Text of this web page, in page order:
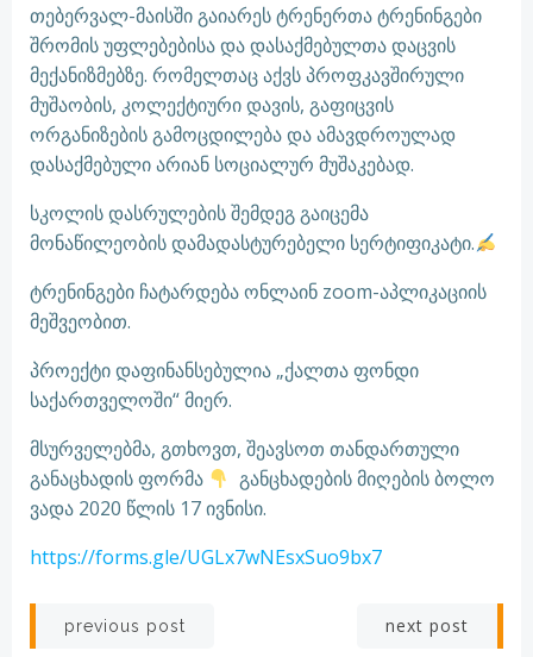
თებერვალ-მაისში გაიარეს ტრენერთა ტრენინგები
შრომის უფლებებისა და დასაქმებულთა დაცვის
მექანიზმებზე. რომელთაც აქვს პროფკავშირული
მუშაობის, კოლექტიური დავის, გაფიცვის
ორგანიზების გამოცდილება და ამავდროულად
დასაქმებული არიან სოციალურ მუშაკებად.
სკოლის დასრულების შემდეგ გაიცემა
მონაწილეობის დამადასტურებელი სერტიფიკატი.
ტრენინგები ჩატარდება ონლაინ zoom-აპლიკაციის
მეშვეობით.
პროექტი დაფინანსებულია „ქალთა ფონდი
საქართველოში“ მიერ.
მსურველებმა, გთხოვთ, შეავსოთ თანდართული
განაცხადის ფორმა
განცხადების მიღების ბოლო
ვადა 2020 წლის 17 ივნისი.
https://forms.gle/UGLx7wNEsxSuo9bx7
Post
previous post next post